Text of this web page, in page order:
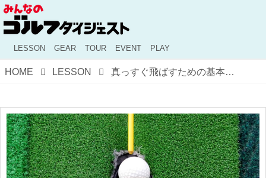
LESSON GEAR TOUR EVENT PLAY
HOME LESSON 真っすぐ飛ばすための基本を解説！ ドライバーのミスを減らすには？